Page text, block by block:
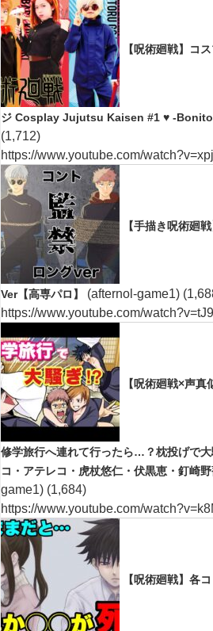
【呪術廻戦】コ
ジ Cosplay Jujutsu Kaisen #1 ♥ -
(1,712)
https://www.youtube.com/
【手描き呪術廻
Ver【高専パロ】 (afternol-game1)
https://www.youtube.com/
【呪術廻戦×声
修学旅行へ連れて行ったら…？枕投げで
コ・アテレコ・虎杖悠仁・伏黒恵・釘崎野
game1) (1,684)
https://www.youtube.com/
【呪術廻戦】各